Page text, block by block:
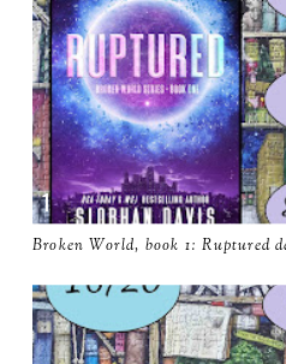
Broken World, book 1: Ruptured